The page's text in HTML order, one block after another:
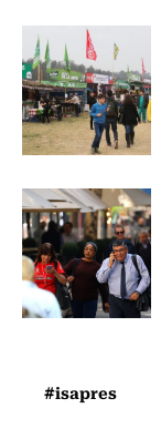
#isapres